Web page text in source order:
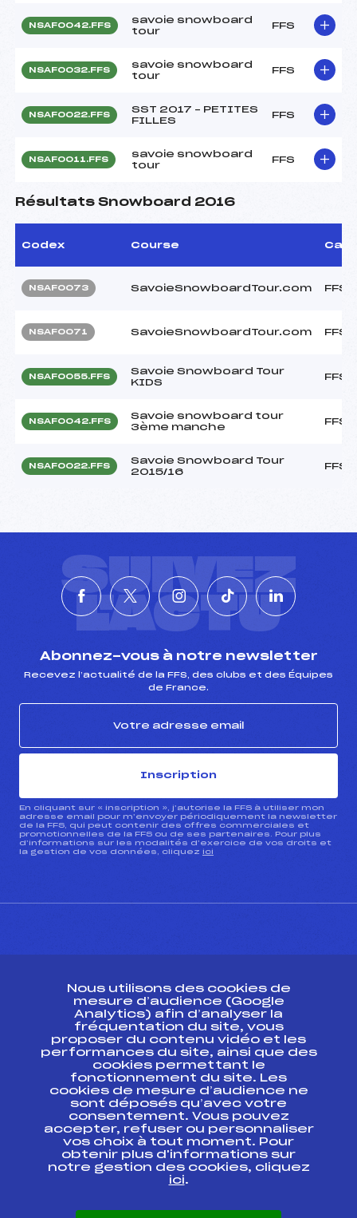
NSAF0042.FFS
savoie snowboard
tour
FFS
NSAF0032.FFS
savoie snowboard
tour
FFS
NSAF0022.FFS
SST 2017 – PETITES
FILLES
FFS
NSAF0011.FFS
savoie snowboard
tour
FFS
Résultats Snowboard 2016
Codex Course Cat.
NSAF0073 SavoieSnowboardTour.com FFS
NSAF0071 SavoieSnowboardTour.com FFS
NSAF0055.FFS
Savoie Snowboard Tour
KIDS
FFS
NSAF0042.FFS
Savoie snowboard tour
3ème manche
FFS
NSAF0022.FFS
Savoie Snowboard Tour
2015/16
FFS
SUIVEZ
L'ACTU
Abonnez-vous à notre newsletter
Recevez l’actualité de la FFS, des clubs et des Équipes
de France.
Inscription
En cliquant sur « inscription », j’autorise la FFS à utiliser mon
adresse email pour m’envoyer périodiquement la newsletter
de la FFS, qui peut contenir des offres commerciales et
promotionnelles de la FFS ou de ses partenaires. Pour plus
d’informations sur les modalités d’exercice de vos droits et
la gestion de vos données, cliquez ici
ESPACE PRESSE
Ressources
Pass’Neige
Projet sportif fédéral
Projet de performance fédéral
Antidopage
Pôle Développement, Formation, Suivi
Scientifique
Listes ministérielles
Pôle vie de l’athlète
Nous utilisons des cookies de
mesure d’audience (Google
Analytics) afin d’analyser la
fréquentation du site, vous
proposer du contenu vidéo et les
performances du site, ainsi que des
cookies permettant le
fonctionnement du site. Les
cookies de mesure d’audience ne
sont déposés qu’avec votre
consentement. Vous pouvez
accepter, refuser ou personnaliser
vos choix à tout moment. Pour
obtenir plus d'informations sur
notre gestion des cookies, cliquez
ici.